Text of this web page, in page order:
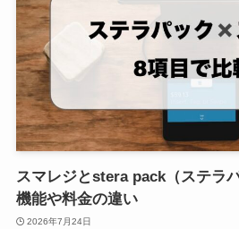
スマレジとstera pack（ステラ
機能や料金の違い
2026年7月24日